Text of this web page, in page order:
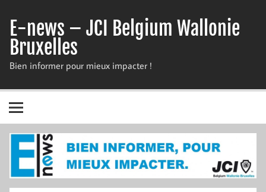
content
E-news – JCI Belgium Wallonie
Bruxelles
Bien informer pour mieux impacter !